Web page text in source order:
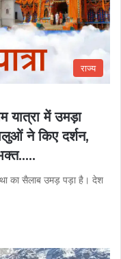
राज्य
में उमड़ा
ने किए दर्शन,
का सैलाब उमड़ पड़ा है। देश